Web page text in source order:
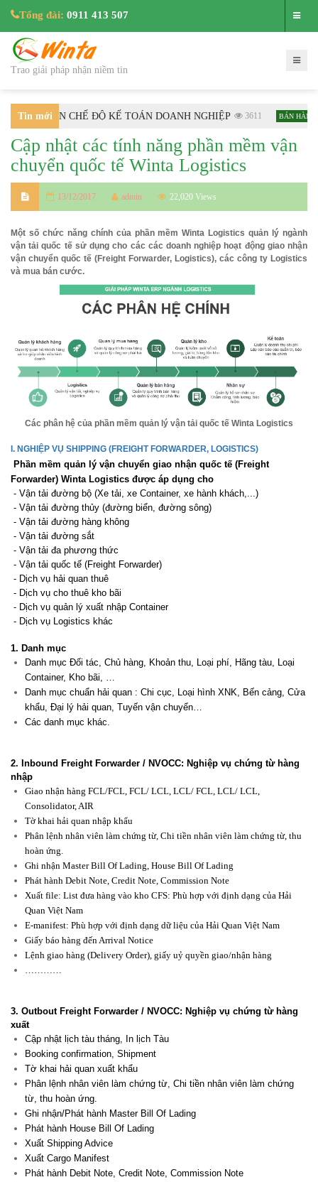
Tổng đài: 0911 413 507
Trao giải pháp nhận niềm tin
Tin mới
nhất
DẪN CHẾ ĐỘ KẾ TOÁN DOANH NGHIỆP 3611 BÁN HÀNG
Cập nhật các tính năng phần mềm vận
chuyển quốc tế Winta Logistics
13/12/2017 admin 22,020 Views
Một số chức năng chính của phần mềm Winta Logistics quản lý ngành
vận tải quốc tế sử dụng cho các các doanh nghiệp hoạt động giao nhận
vận chuyển quốc tế (Freight Forwarder, Logistics), các công ty Logistics
và mua bán cước.
Các phân hệ của phần mềm quản lý vận tải quốc tế Winta Logistics
I. NGHIỆP VỤ SHIPPING (FREIGHT FORWARDER, LOGISTICS)
Phần mềm quản lý vận chuyển giao nhận quốc tế (Freight
Forwarder) Winta Logistics được áp dụng cho
- Vận tải đường bộ (Xe tải, xe Container, xe hành khách,...)
- Vận tải đường thủy (đường biển, đường sông)
- Vận tải đường hàng không
- Vận tải đường sắt
- Vận tải đa phương thức
- Vận tải quốc tế (Freight Forwarder)
- Dịch vụ hải quan thuê
- Dịch vụ cho thuê kho bãi
- Dịch vụ quản lý xuất nhập Container
- Dịch vụ Logistics khác
1. Danh mục
Danh mục Đối tác, Chủ hàng, Khoản thu, Loại phí, Hãng tàu, Loại
Container, Kho bãi, …
Danh mục chuẩn hải quan : Chi cục, Loại hình XNK, Bến cảng, Cửa
khẩu, Đại lý hải quan, Tuyến vận chuyển…
Các danh mục khác.
2. Inbound Freight Forwarder / NVOCC: Nghiệp vụ chứng từ hàng
nhập
Giao nhận hàng FCL/FCL, FCL/ LCL, LCL/ FCL, LCL/ LCL,
Consolidator, AIR
Tờ khai hải quan nhập khẩu
Phân lệnh nhân viên làm chứng từ, Chi tiền nhân viên làm chứng từ, thu
hoàn ứng.
Ghi nhận Master Bill Of Lading, House Bill Of Lading
Phát hành Debit Note, Credit Note, Commission Note
Xuất file: List đưa hàng vào kho CFS: Phù hợp với định dạng của Hải
Quan Việt Nam
E-manifest: Phù hợp với định dạng dữ liệu của Hải Quan Việt Nam
Giấy báo hàng đến Arrival Notice
Lệnh giao hàng (Delivery Order), giấy uỷ quyền giao/nhận hàng
…………
3. Outbout Freight Forwarder / NVOCC: Nghiệp vụ chứng từ hàng
xuất
Cập nhật lịch tàu tháng, In lịch Tàu
Booking confirmation, Shipment
Tờ khai hải quan xuất khẩu
Phân lệnh nhân viên làm chứng từ, Chi tiền nhân viên làm chứng
từ, thu hoàn ứng.
Ghi nhận/Phát hành Master Bill Of Lading
Phát hành House Bill Of Lading
Xuất Shipping Advice
Xuất Cargo Manifest
Phát hành Debit Note, Credit Note, Commission Note